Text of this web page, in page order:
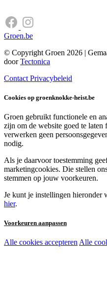
Groen.be
© Copyright Groen 2026 |
doorTectonica
Contact Privacybeleid
Cookies op groenknokke-heist.be
Groen gebruikt functionele en
zijn om de website goed te laten
verwerken geen
nodig.
Als je daarvoor toestemming
marketingcookies. Die stellen
stemmen op jouw voorkeuren.
Je kunt je instellingen hieronder
hier.
Voorkeuren aanpassen
Noodzakelijke cookies:
Alle cookies accepterenAlle